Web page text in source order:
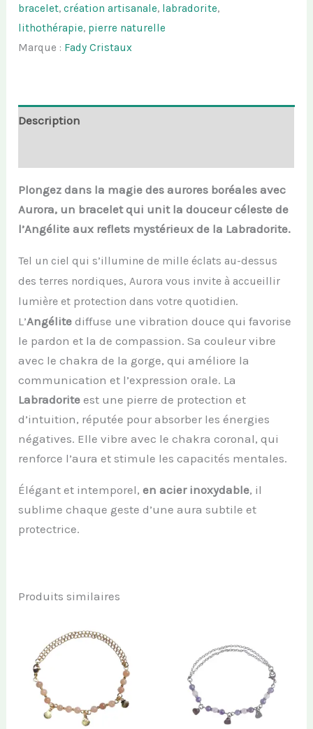
-
Angélite
et
bracelet,création artisanale, labradorite,
lithothérapie, pierre naturelle
Marque : Fady Cristaux
Description
Plongez dans la magie des aurores boréales avec
Aurora, un bracelet qui unit la douceur céleste de
l’Angélite aux reflets mystérieux de la Labradorite.
Tel un ciel qui s’illumine de mille éclats au-dessus
des terres nordiques, Aurora vous invite à accueillir
lumière et protection dans votre quotidien.
L’Angélite diffuse une vibration douce qui favorise
le pardon et la de compassion. Sa couleur vibre
avec le chakra de la gorge, qui améliore la
communication et l’expression orale. La
Labradorite est une pierre de protection et
d’intuition, réputée pour absorber les énergies
négatives. Elle vibre avec le chakra coronal, qui
renforce l’aura et stimule les capacités mentales.
Élégant et intemporel,en acier inoxydable, il
sublime chaque geste d’une aura subtile et
protectrice.
Produits similaires